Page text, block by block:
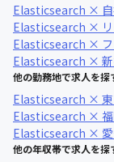
Elasticsearch × 自
Elasticsearch × リ
Elasticsearch × フ
Elasticsearch × 新
他の勤務地で求人を探
Elasticsearch × 東
Elasticsearch ×
Elasticsearch ×
他の年収帯で求人を探